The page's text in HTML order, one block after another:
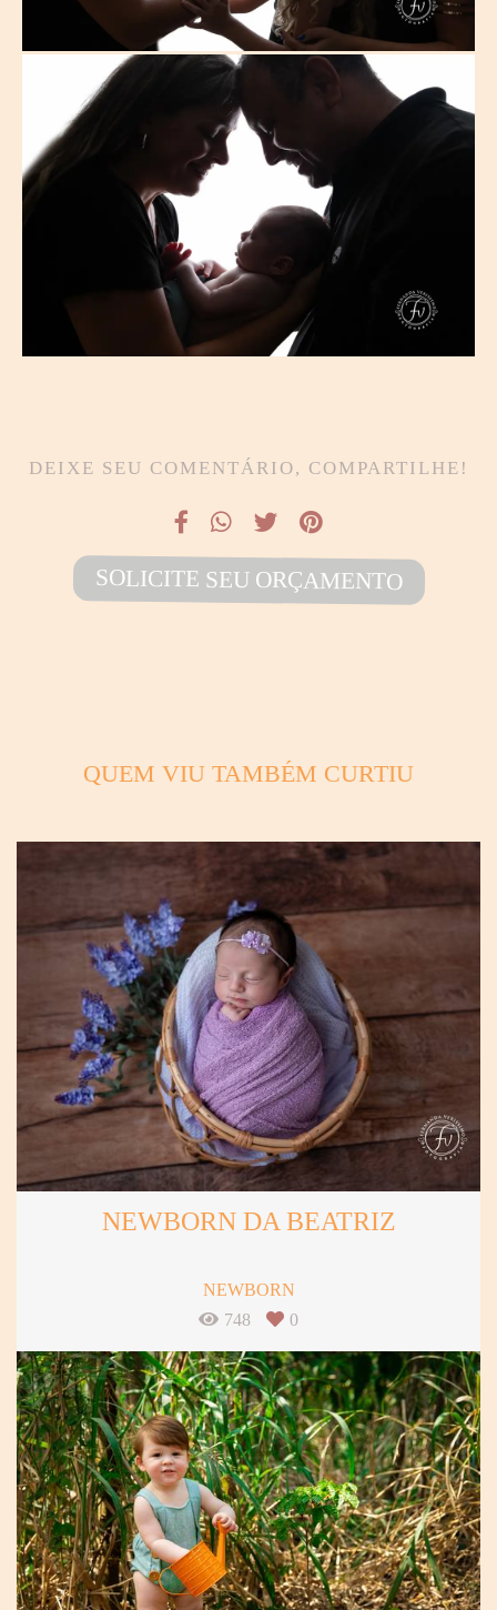
DEIXE SEU COMENTÁRIO, COMPARTILHE!
SOLICITE SEU ORÇAMENTO
QUEM VIU TAMBÉM CURTIU
NEWBORN DA BEATRIZ
NEWBORN
748
0